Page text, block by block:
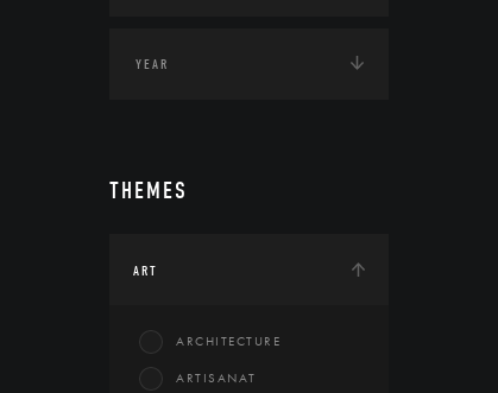
THEMES
ART
ARCHITECTURE
ARTISANAT